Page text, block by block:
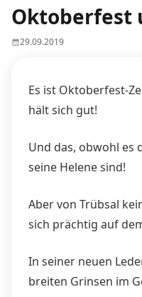
Oktoberfest
29.09.2019
Es ist Oktoberfest-
hält sich gut!
Und das, obwohl es
seine Helene sind!
Aber von Trübsal
sich prächtig auf
In seiner neuen
breiten Grinsen im